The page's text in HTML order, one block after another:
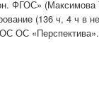
ФГОС» (Максимова
(136 ч, 4 ч в
ОС